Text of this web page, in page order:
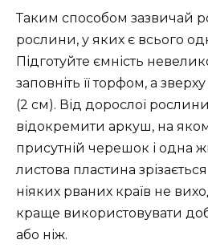
Таким способом зазвичай
рослини, у яких є всього
Підготуйте ємність
заповніть її торфом, а
(2 см). Від дорослої
відокремити аркуш, на
присутній черешок і одна
листова пластина
ніяких рваних країв не
краще використовувати
або ніж.